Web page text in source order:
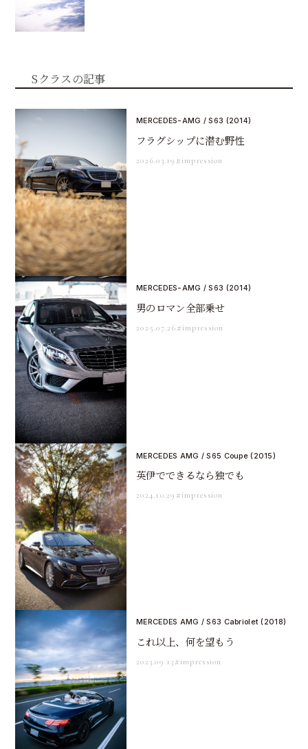
Sクラスの記事
MERCEDES-AMG / S63 (2014)
フラグシップに潜む野性
2026.03.19 #impression
MERCEDES-AMG / S63 (2014)
男のロマン全部乗せ
2025.07.26#impression
MERCEDES AMG / S65 Coupe (2015)
英伊でできるなら独でも
2024.10.29 #impression
MERCEDES AMG / S63 Cabriolet (2018)
これ以上、何を望もう
2023.09.13#impression